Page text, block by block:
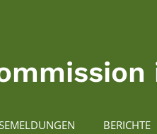
BERICHTE